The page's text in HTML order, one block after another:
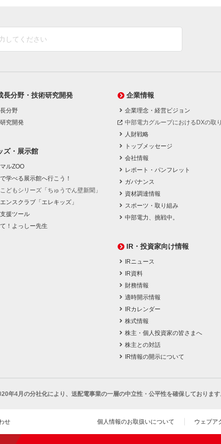
長分野・技術研究開発
分野
究開発
ズ・展示館
ルZOO
学べる展示館へ行こう！
どもシリーズ「ちゅうでん壁新聞」
ンスクラブ「エレキッズ」
援ツール
！よっしー先生
企業情報
企業理念・経営ビジョン
中部電力グループにおけるDXの取
人財戦略
トップメッセージ
会社情報
レポート・パンフレット
ガバナンス
資材調達情報
スポーツ・取り組み
中部電力、挑戦中。
IR・投資家向け情報
IRニュース
IR資料
財務情報
適時開示情報
IRカレンダー
株式情報
株主・個人投資家の皆さまへ
株主との対話
IR情報の開示について
年4月の分社化により、 送配電事業の一層の中立性・公平性を確保しております
せ 個人情報のお取扱いについて ウェブア